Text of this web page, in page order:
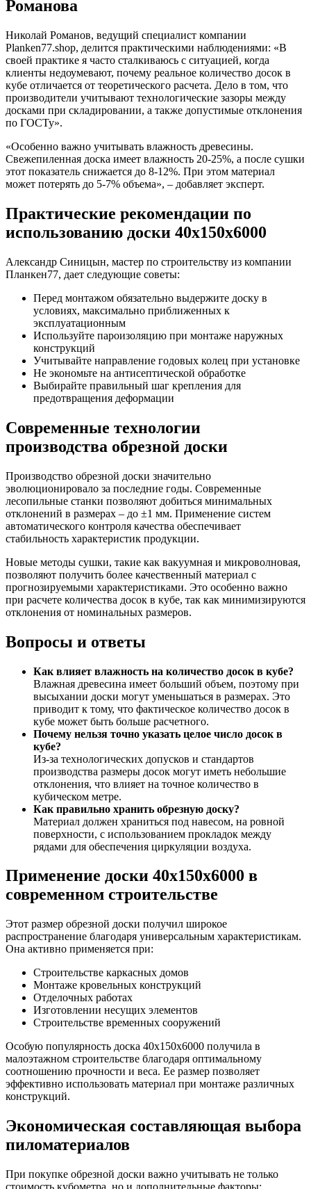
Романова
Николай Романов, ведущий специалист компании
Planken77.shop, делится практическими наблюдениями: «В
своей практике я часто сталкиваюсь с ситуацией, когда
клиенты недоумевают, почему реальное количество досок в
кубе отличается от теоретического расчета. Дело в том, что
производители учитывают технологические зазоры между
досками при складировании, а также допустимые отклонения
по ГОСТу».
«Особенно важно учитывать влажность древесины.
Свежепиленная доска имеет влажность 20-25%, а после сушки
этот показатель снижается до 8-12%. При этом материал
может потерять до 5-7% объема», – добавляет эксперт.
Практические рекомендации по
использованию доски 40х150х6000
Александр Синицын, мастер по строительству из компании
Планкен77, дает следующие советы:
Перед монтажом обязательно выдержите доску в
условиях, максимально приближенных к
эксплуатационным
Используйте пароизоляцию при монтаже наружных
конструкций
Учитывайте направление годовых колец при установке
Не экономьте на антисептической обработке
Выбирайте правильный шаг крепления для
предотвращения деформации
Современные технологии
производства обрезной доски
Производство обрезной доски значительно
эволюционировало за последние годы. Современные
лесопильные станки позволяют добиться минимальных
отклонений в размерах – до ±1 мм. Применение систем
автоматического контроля качества обеспечивает
стабильность характеристик продукции.
Новые методы сушки, такие как вакуумная и микроволновая,
позволяют получить более качественный материал с
прогнозируемыми характеристиками. Это особенно важно
при расчете количества досок в кубе, так как минимизируются
отклонения от номинальных размеров.
Вопросы и ответы
Как влияет влажность на количество досок в кубе?
Влажная древесина имеет больший объем, поэтому при
высыхании доски могут уменьшаться в размерах. Это
приводит к тому, что фактическое количество досок в
кубе может быть больше расчетного.
Почему нельзя точно указать целое число досок в
кубе?
Из-за технологических допусков и стандартов
производства размеры досок могут иметь небольшие
отклонения, что влияет на точное количество в
кубическом метре.
Как правильно хранить обрезную доску?
Материал должен храниться под навесом, на ровной
поверхности, с использованием прокладок между
рядами для обеспечения циркуляции воздуха.
Применение доски 40х150х6000 в
современном строительстве
Этот размер обрезной доски получил широкое
распространение благодаря универсальным характеристикам.
Она активно применяется при:
Строительстве каркасных домов
Монтаже кровельных конструкций
Отделочных работах
Изготовлении несущих элементов
Строительстве временных сооружений
Особую популярность доска 40х150х6000 получила в
малоэтажном строительстве благодаря оптимальному
соотношению прочности и веса. Ее размер позволяет
эффективно использовать материал при монтаже различных
конструкций.
Экономическая составляющая выбора
пиломатериалов
При покупке обрезной доски важно учитывать не только